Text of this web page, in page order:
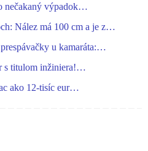
nečakaný výpadok…
Nález má 100 cm a je z…
u kamaráta:…
s titulom inžiniera!…
ako 12-tisíc eur…